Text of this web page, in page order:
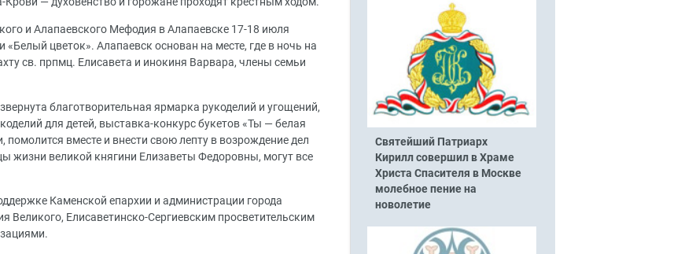
и Алапаевского Мефодия в Алапаевске 17-18 июля
цветок». Алапаевск основан на месте, где в ночь на
св. прпмц. Елисавета и инокиня Варвара, члены семьи
благотворительная ярмарка рукоделий и угощений,
для детей, выставка-конкурс букетов «Ты — белая
вместе и внести свою лепту в возрождение дел
жизни великой княгини Елизаветы Федоровны, могут все
Каменской епархии и администрации города
Великого, Елисаветинско-Сергиевским просветительским
Святейший Патриарх
Кирилл совершил в Храме
Христа Спасителя в Москве
молебное пение на
новолетие